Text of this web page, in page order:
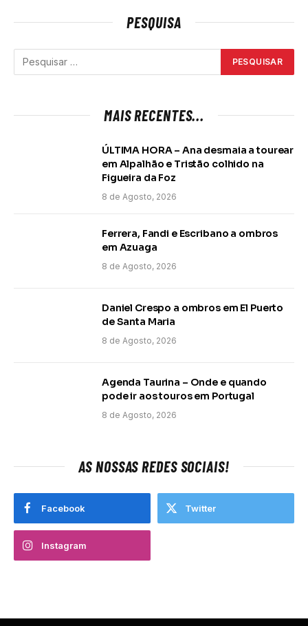
PESQUISA
MAIS RECENTES...
ÚLTIMA HORA – Ana desmaia a tourear
em Alpalhão e Tristão colhido na
Figueira da Foz
8 de Agosto, 2026
Ferrera, Fandi e Escribano a ombros
em Azuaga
8 de Agosto, 2026
Daniel Crespo a ombros em El Puerto
de Santa Maria
8 de Agosto, 2026
Agenda Taurina – Onde e quando
pode ir aos touros em Portugal
8 de Agosto, 2026
AS NOSSAS REDES SOCIAIS!
Facebook Twitter
Instagram